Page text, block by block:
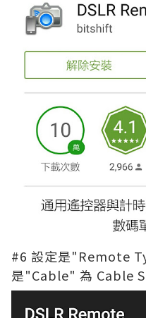
#6 設定是"Remote
是"Cable" 為 Cable S